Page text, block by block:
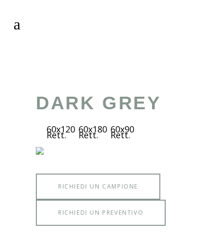
DARK GREY
60x120
Rett. 60x180
Rett. 60x90
Rett.
RICHIEDI UN CAMPIONE
RICHIEDI UN PREVENTIVO